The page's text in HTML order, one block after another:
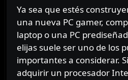
Ya sea que estés construyendo usted mismo
una nueva PC gamer,
laptop o una PC
elijas suele ser uno de los
importantes a considerar.
adquirir un procesador